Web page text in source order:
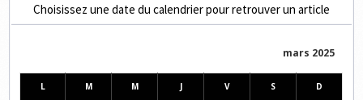
Choisissez une date du calendrier pour retrouver un article
mars 2025
L M M J V S D